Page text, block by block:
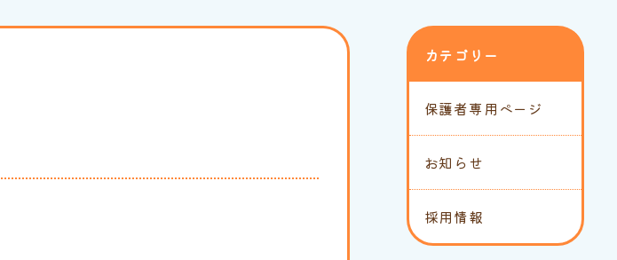
カテゴリー
保護者専用ページ
お知らせ
採用情報